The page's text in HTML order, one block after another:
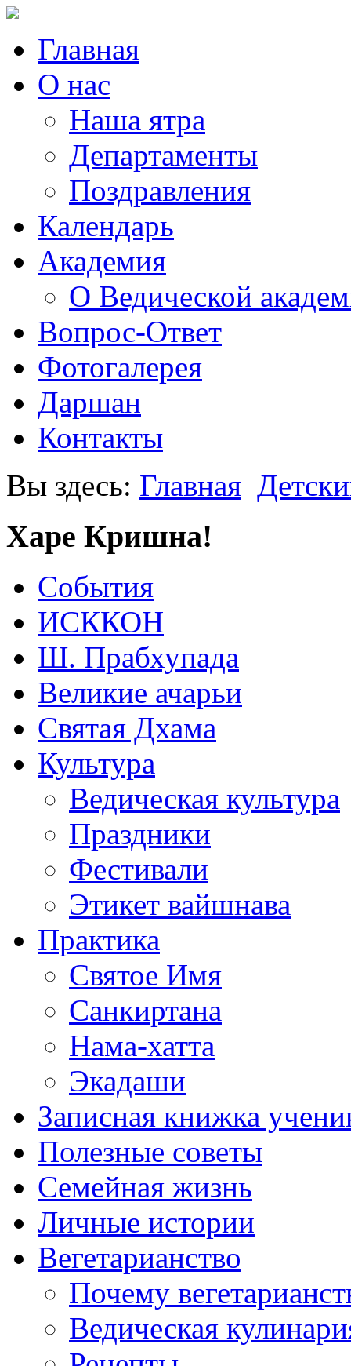
Главная
О нас
Наша ятра
Департаменты
Поздравления
Календарь
Академия
О Ведической
Вопрос-Ответ
Фотогалерея
Даршан
Контакты
Вы здесь: Главная
Харе Кришна!
События
ИСККОН
Ш. Прабхупада
Великие ачарьи
Святая Дхама
Культура
Ведическая культура
Праздники
Фестивали
Этикет вайшнава
Практика
Святое Имя
Санкиртана
Нама-хатта
Экадаши
Записная книжка
Полезные советы
Семейная жизнь
Личные истории
Вегетарианство
Почему
Ведическая